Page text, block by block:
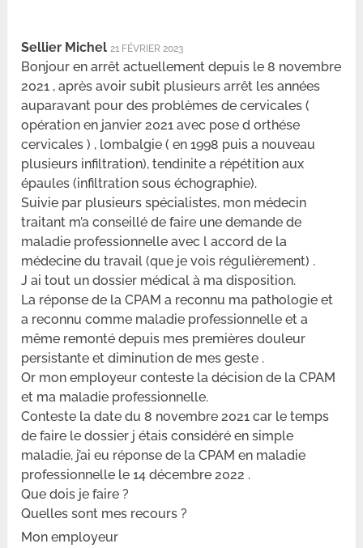
Sellier Michel 21 FÉVRIER 2023
Bonjour en arrêt actuellement depuis le 8 novembre
2021 , après avoir subit plusieurs arrêt les années
auparavant pour des problèmes de cervicales (
opération en janvier 2021 avec pose d orthése
cervicales ) , lombalgie ( en 1998 puis a nouveau
plusieurs infiltration), tendinite a répétition aux
épaules (infiltration sous échographie).
Suivie par plusieurs spécialistes, mon médecin
traitant m’a conseillé de faire une demande de
maladie professionnelle avec l accord de la
médecine du travail (que je vois régulièrement) .
J ai tout un dossier médical à ma disposition.
La réponse de la CPAM a reconnu ma pathologie et
a reconnu comme maladie professionnelle et a
même remonté depuis mes premières douleur
persistante et diminution de mes geste .
Or mon employeur conteste la décision de la CPAM
et ma maladie professionnelle.
Conteste la date du 8 novembre 2021 car le temps
de faire le dossier j étais considéré en simple
maladie, j’ai eu réponse de la CPAM en maladie
professionnelle le 14 décembre 2022 .
Que dois je faire ?
Quelles sont mes recours ?
Mon employeur